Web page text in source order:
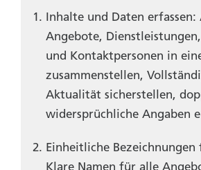
Inhalte und Daten erfassen:
Angebote,
und Kontaktpersonen in
zusammenstellen,
Aktualität sicherstellen,
widersprüchliche Angaben
Einheitliche Bezeichnungen
Klare Namen für alle